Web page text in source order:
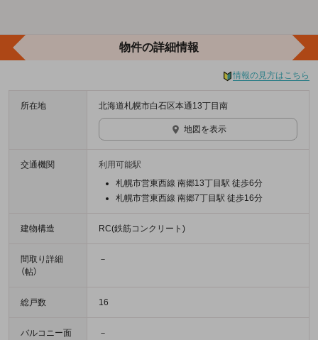
物件の詳細情報
情報の見方はこちら
所在地 北海道札幌市白石区本通13丁目南
地図を表示
交通機関
利用可能駅
札幌市営東西線 南郷13丁目駅 徒歩6分
札幌市営東西線 南郷7丁目駅 徒歩16分
建物構造 RC(鉄筋コンクリート)
間取り詳細
（帖）
－
総戸数 16
バルコニー面
－